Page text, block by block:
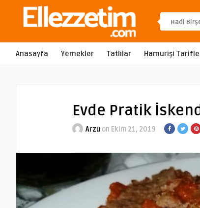
Anasayfa Yemekler Tatlılar Hamurişi
Evde Pratik
Arzu on Ekim 21, 2019